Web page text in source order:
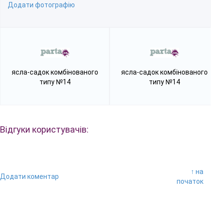
Додати фотографію
ясла-садок комбінованого
типу №14
ясла-садок комбінованого
типу №14
Відгуки користувачів:
Додати коментар
↑ на
початок